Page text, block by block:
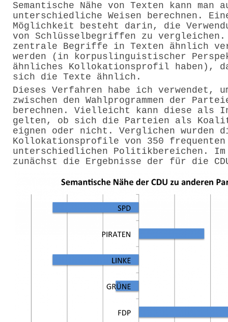
Semantische Nähe von Texten kann man
unterschiedliche Weisen berechnen.
Möglichkeit besteht darin, die
von Schlüsselbegriffen zu vergleichen.
zentrale Begriffe in Texten ähnlich
werden (in korpuslinguistischer
ähnliches Kollokationsprofil haben),
sich die Texte ähnlich.
Dieses Verfahren habe ich verwendet,
zwischen den Wahlprogrammen der
berechnen. Vielleicht kann diese als
gelten, ob sich die Parteien als
eignen oder nicht. Verglichen wurden
Kollokationsprofile von 350 frequenten
unterschiedlichen Politikbereichen. Im
zunächst die Ergebnisse der für die